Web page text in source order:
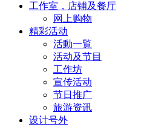
工作室，店铺及餐厅
网上购物
精彩活动
活動一覧
活动及节目
工作坊
宣传活动
节日推广
旅游资讯
设计号外